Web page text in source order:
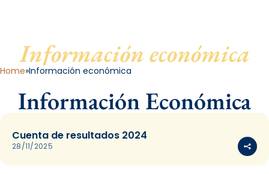
Información económica
Home Información económica
Información Económica
Cuenta de resultados 2024
28/11/2025